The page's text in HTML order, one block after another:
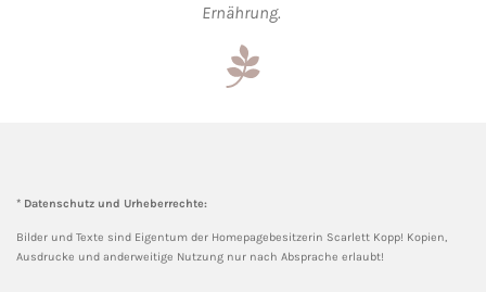
Ernährung.
* Datenschutz und Urheberrechte:
Bilder und Texte sind Eigentum der Homepagebesitzerin Scarlett Kopp! Kopien,
Ausdrucke und anderweitige Nutzung nur nach Absprache erlaubt!